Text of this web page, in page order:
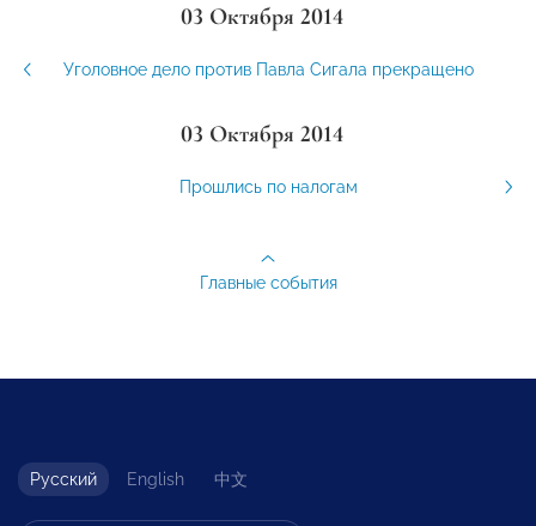
03 Октября 2014
Уголовное дело против Павла Сигала прекращено
03 Октября 2014
Прошлись по налогам
Главные события
Русский English 中文